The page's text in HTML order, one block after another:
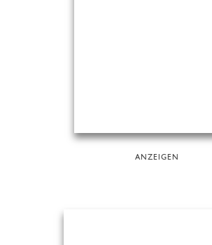
ANZEIGEN